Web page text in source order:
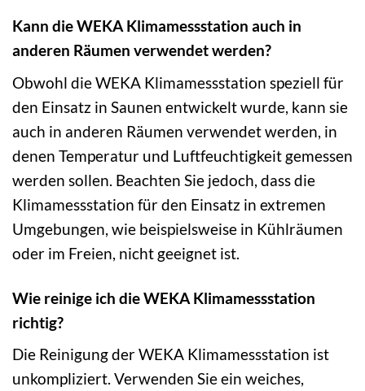
Kann die WEKA Klimamessstation auch in
anderen Räumen verwendet werden?
Obwohl die WEKA Klimamessstation speziell für
den Einsatz in Saunen entwickelt wurde, kann sie
auch in anderen Räumen verwendet werden, in
denen Temperatur und Luftfeuchtigkeit gemessen
werden sollen. Beachten Sie jedoch, dass die
Klimamessstation für den Einsatz in extremen
Umgebungen, wie beispielsweise in Kühlräumen
oder im Freien, nicht geeignet ist.
Wie reinige ich die WEKA Klimamessstation
richtig?
Die Reinigung der WEKA Klimamessstation ist
unkompliziert. Verwenden Sie ein weiches,